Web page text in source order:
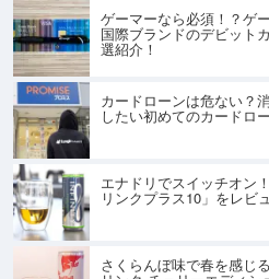
ゲーマーなら必須！？ゲ
国際ブランドのデビット
選紹介！
カードローンは危ない？
したい初めてのカードロ
エナドリでスイッチオン
リンクプラス10」をレビ
さくらんぼ味で春を感じ